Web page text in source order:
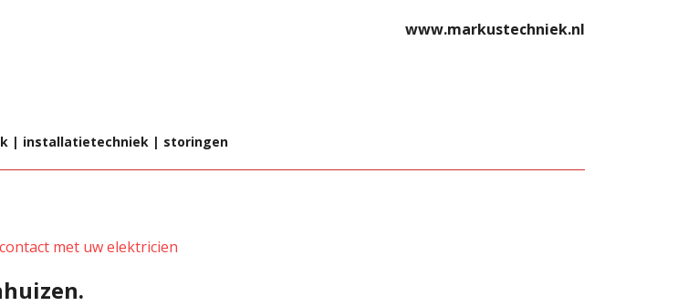
www.markustechniek.nl
| installatietechniek | storingen